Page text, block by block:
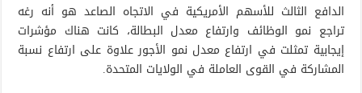
الدافع الثالث للأسهم الأمريكية في الاتجاه الصاعد هو أنه رغه
تراجع نمو الوظائف وارتفاع معدل البطالة، كانت هناك مؤشرات
إيجابية تمثلت في ارتفاع معدل نمو الأجور علاوة على ارتفاع نسبة
المشاركة في القوى العاملة في الولايات المتحدة.